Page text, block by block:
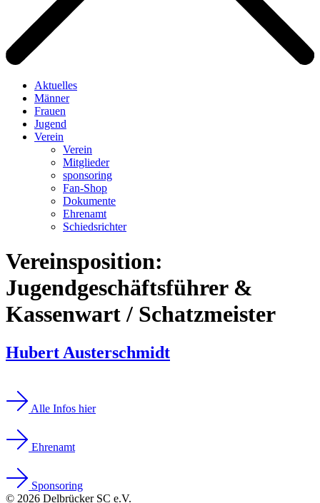
Aktuelles
Männer
Frauen
Jugend
Verein
Verein
Mitglieder
sponsoring
Fan-Shop
Dokumente
Ehrenamt
Schiedsrichter
Vereinsposition:
Jugendgeschäftsführer &
Kassenwart / Schatzmeister
Hubert Austerschmidt
Alle Infos hier
Ehrenamt
Sponsoring
© 2026 Delbrücker SC e.V.